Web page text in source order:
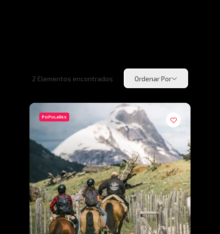
2 Elementos encontrados Ordenar Por
POPULARES